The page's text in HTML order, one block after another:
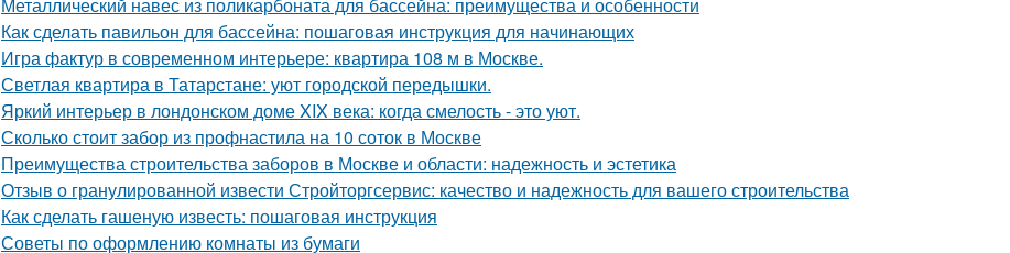
Как сделать павильон для бассейна: пошаговая инструкция для начинающих
Игра фактур в современном интерьере: квартира 108 м в Москве.
Светлая квартира в Татарстане: уют городской передышки.
Яркий интерьер в лондонском доме XIX века: когда смелость - это уют.
Сколько стоит забор из профнастила на 10 соток в Москве
Преимущества строительства заборов в Москве и области: надежность и эстетика
Отзыв о гранулированной извести Стройторгсервис: качество и надежность для вашего строительства
Как сделать гашеную известь: пошаговая инструкция
Советы по оформлению комнаты из бумаги